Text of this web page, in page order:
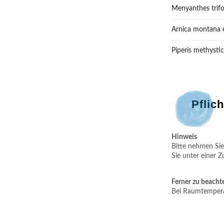
Menyanthes
Arnica montana
Piperis
Hinweis
Bitte nehmen
Sie unter einer
Ferner zu
Bei